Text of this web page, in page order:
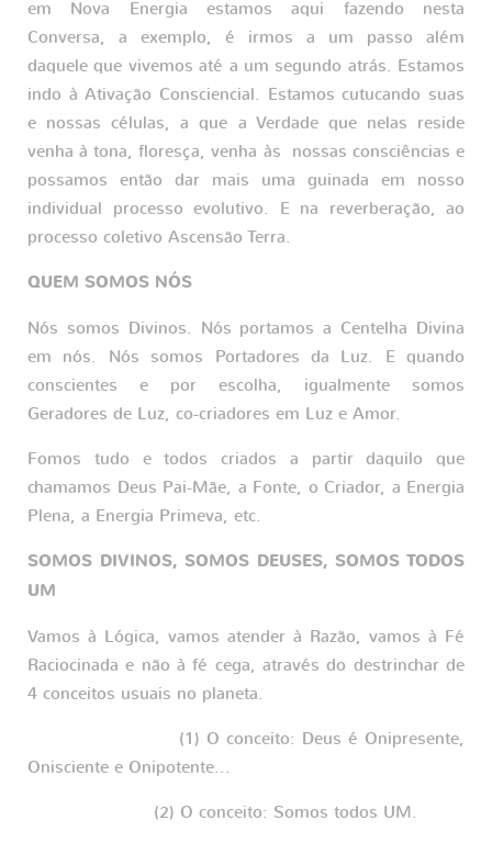
em Nova Energia estamos aqui fazendo nesta
Conversa, a exemplo, é irmos a um passo além
daquele que vivemos até a um segundo atrás. Estamos
indo à Ativação Consciencial. Estamos cutucando suas
e nossas células, a que a Verdade que nelas reside
venha à tona, floresça, venha às nossas consciências e
possamos então dar mais uma guinada em nosso
individual processo evolutivo. E na reverberação, ao
processo coletivo Ascensão Terra.
QUEM SOMOS NÓS
Nós somos Divinos. Nós portamos a Centelha Divina
em nós. Nós somos Portadores da Luz. E quando
conscientes e por escolha, igualmente somos
Geradores de Luz, co-criadores em Luz e Amor.
Fomos tudo e todos criados a partir daquilo que
chamamos Deus Pai-Mãe, a Fonte, o Criador, a Energia
Plena, a Energia Primeva, etc.
SOMOS DIVINOS, SOMOS DEUSES, SOMOS TODOS
UM
Vamos à Lógica, vamos atender à Razão, vamos à Fé
Raciocinada e não à fé cega, através do destrinchar de
4 conceitos usuais no planeta.
(1) O conceito: Deus é Onipresente,
Onisciente e Onipotente...
(2) O conceito: Somos todos UM.